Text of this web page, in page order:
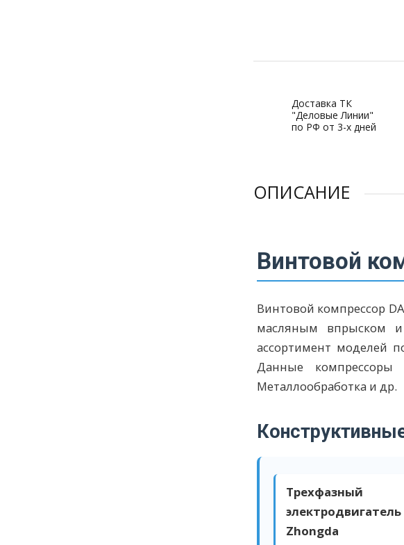
Доставка ТК
"Деловые Линии"
по РФ от 3-х дней
ОПИСАНИЕ
Винтовой
Винтовой компрессор
масляным впрыском и
ассортимент моделей
Данные компрессоры
Металлообработка и др.
Трехфазный
электродвигатель
Zhongda